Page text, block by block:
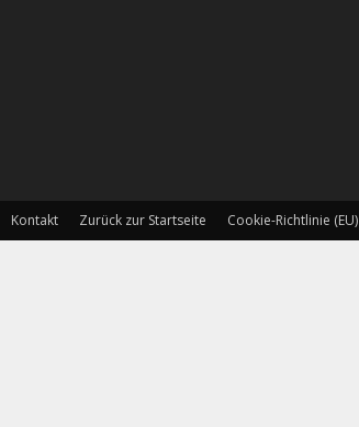
Kontakt Zurück zur Startseite Cookie-Richtlinie (EU)